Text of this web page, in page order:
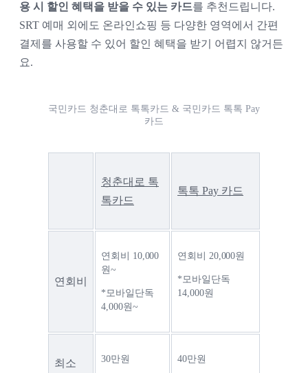
용 시 할인 혜택을 받을 수 있는 카드를 추천드립니다.
SRT 예매 외에도 온라인쇼핑 등 다양한 영역에서 간편
결제를 사용할 수 있어 할인 혜택을 받기 어렵지 않거든
요.
국민카드 청춘대로 톡톡카드 & 국민카드 톡톡 Pay
카드
청춘대로 톡
톡카드
톡톡 Pay 카드
연회비
연회비 10,000
원~
*모바일단독
4,000원~
연회비 20,000원
*모바일단독
14,000원
최소 30만원 40만원